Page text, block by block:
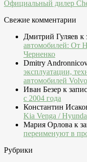
Официальный дилер
Свежие комментарии
Дмитрий Гуляев к
автомобилей: От
Черненко
Dmitry
эксплуатации,
автомобилей
Иван Безер к
c 2004 года
Константин
Kia Venga /
Мария Орлова к
переименуют в
Рубрики